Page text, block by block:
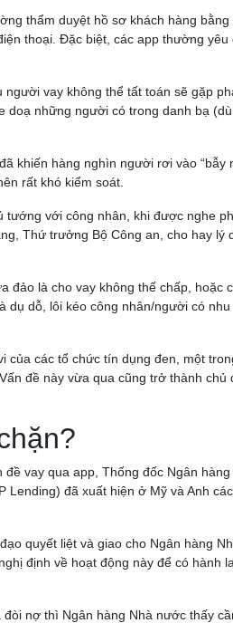
thẩm duyệt hồ sơ khách hàng
thoại. Đặc biệt, các app thường
người vay không thể tất toán sẽ gặp
doạ những người có trong danh bạ
khiến hàng nghìn người rơi vào
rất khó kiểm soát.
tướng với công nhân, khi được nghe
Thứ trưởng Bộ Công an, cho hay
đảo là cho vay không thế chấp,
dụ dỗ, lôi kéo công nhân/người có
của các tổ chức tín dụng đen, một
đề này vừa qua cũng trở thành
vay qua app, Thống đốc Ngân
Lending) đã xuất hiện ở Mỹ và Anh
quyết liệt và giao cho Ngân hàng
định về hoạt động này để có hành
nợ thì Ngân hàng Nhà nước thấy